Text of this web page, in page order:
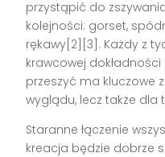
przystąpić do
kolejności: gorset,
rękawy[2][3]. Każdy z
krawcowej
przeszyć ma kluczowe
wyglądu, lecz także dla
Staranne łączenie
kreacja będzie dobrze